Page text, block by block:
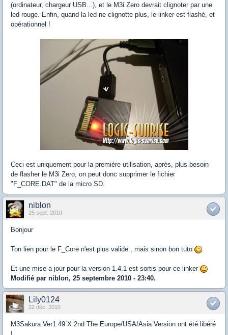
(ordinateur, chargeur USB...), et le M3i Zero devrait clignoter par une
led rouge. Enfin, quand la led ne clignotte plus, le linker est flashé, et
opérationnel !
Ceci est uniquement pour la première utilisation, après, plus besoin
de flasher le M3i Zero, on peut donc supprimer le fichier
"F_CORE.DAT" de la micro SD.
niblon
25 sept. 2010
Bonjour
Ton lien pour le F_Core n'est plus valide , mais sinon bon tuto
Et une mise a jour pour la version 1.4.1 est sortis pour ce linker
Modifié par niblon, 25 septembre 2010 - 23:40.
Lily0124
22 déc. 2010
M3Sakura Ver1.49 X 2nd The Europe/USA/Asia Version ont été libéré